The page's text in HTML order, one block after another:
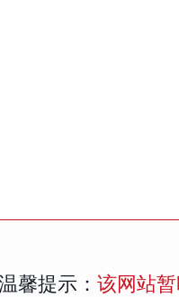
馨提示： 该网站